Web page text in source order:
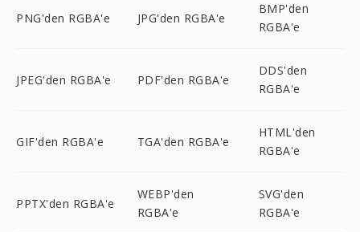
PNG'den RGBA'e JPG'den RGBA'e
BMP'den
RGBA'e
JPEG'den RGBA'e PDF'den RGBA'e
DDS'den
RGBA'e
GIF'den RGBA'e TGA'den RGBA'e
HTML'den
RGBA'e
PPTX'den RGBA'e
WEBP'den
RGBA'e
SVG'den
RGBA'e